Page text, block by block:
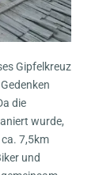
Gipfelkreuz
die
wurde,
7,5km
und